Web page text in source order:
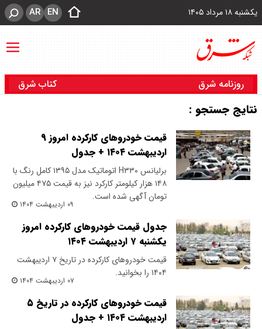
یکشنبه ۱۸ مرداد ۱۴۰۵ EN
AR
روزنامه شرق کتاب شرق
نتایج جستجو :
قیمت خودروهای کارکرده امروز ۹
اردیبهشت ۱۴۰۴ + جدول
برلیانس H۳۳۰ اتوماتیک مدل ۱۳۹۵ کامل رنگ با
۱۴۸ هزار کیلومتر کارکرد نیز به قیمت ۴۷۵ میلیون
تومان آگهی شده است.
۰۹ اردیبهشت ۱۴۰۴
جدول قیمت خودروهای کارکرده امروز
یکشنبه ۷ اردیبهشت ۱۴۰۴
قیمت خودروهای کارکرده در تاریخ ۷ اردیبهشت
۱۴۰۴ را بخوانید.
۰۷ اردیبهشت ۱۴۰۴
قیمت خودروهای کارکرده در تاریخ ۵
اردیبهشت ۱۴۰۴ + جدول